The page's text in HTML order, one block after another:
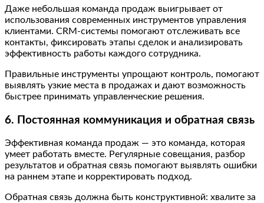
Даже небольшая команда продаж выигрывает от
использования современных инструментов управления
клиентами. CRM-системы помогают отслеживать все
контакты, фиксировать этапы сделок и анализировать
эффективность работы каждого сотрудника.
Правильные инструменты упрощают контроль, помогают
выявлять узкие места в продажах и дают возможность
быстрее принимать управленческие решения.
6. Постоянная коммуникация и обратная связь
Эффективная команда продаж — это команда, которая
умеет работать вместе. Регулярные совещания, разбор
результатов и обратная связь помогают выявлять ошибки
на раннем этапе и корректировать подход.
Обратная связь должна быть конструктивной: хвалите за